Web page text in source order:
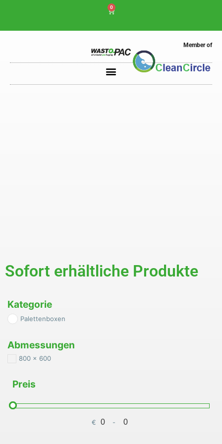
0
Member of
Sofort erhältliche Produkte
Kategorie
Palettenboxen
Abmessungen
800 x 600
Preis
€ Minimum Price
-Maximum Price